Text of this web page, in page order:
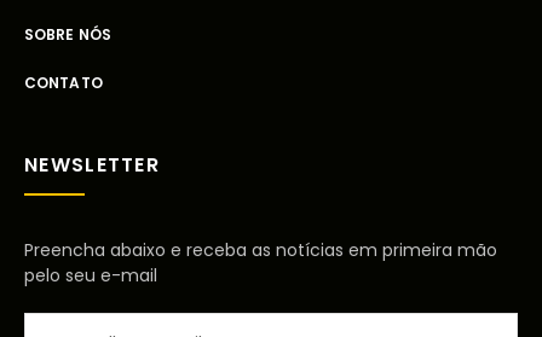
SOBRE NÓS
CONTATO
NEWSLETTER
Preencha abaixo e receba as notícias em primeira mão
pelo seu e-mail